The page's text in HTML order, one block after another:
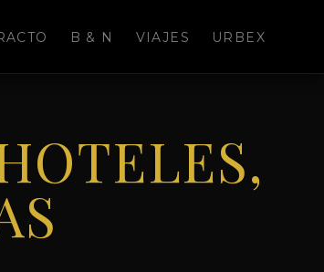
B & N VIAJES URBEX